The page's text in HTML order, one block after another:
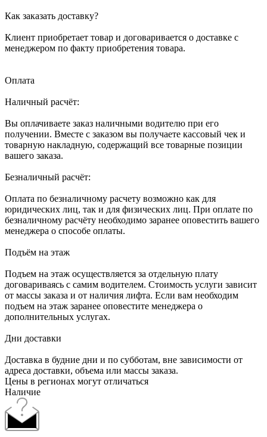
Как заказать доставку?
Клиент приобретает товар и договаривается о доставке с
менеджером по факту приобретения товара.
Оплата
Наличный расчёт:
Вы оплачиваете заказ наличными водителю при его
получении. Вместе с заказом вы получаете кассовый чек и
товарную накладную, содержащий все товарные позиции
вашего заказа.
Безналичный расчёт:
Оплата по безналичному расчету возможно как для
юридических лиц, так и для физических лиц. При оплате по
безналичному расчёту необходимо заранее оповестить вашего
менеджера о способе оплаты.
Подъём на этаж
Подъем на этаж осуществляется за отдельную плату
договариваясь с самим водителем. Стоимость услуги зависит
от массы заказа и от наличия лифта. Если вам необходим
подъем на этаж заранее оповестите менеджера о
дополнительных услугах.
Дни доставки
Доставка в будние дни и по субботам, вне зависимости от
адреса доставки, объема или массы заказа.
Цены в регионах могут отличаться
Наличие